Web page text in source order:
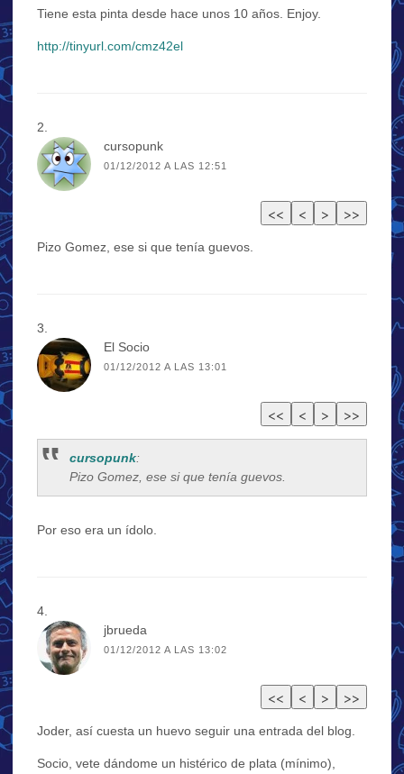
Tiene esta pinta desde hace unos 10 años. Enjoy.
http://tinyurl.com/cmz42el
cursopunk
01/12/2012 A LAS 12:51
Pizo Gomez, ese si que tenía guevos.
El Socio
01/12/2012 A LAS 13:01
cursopunk:
Pizo Gomez, ese si que tenía guevos.
Por eso era un ídolo.
jbrueda
01/12/2012 A LAS 13:02
Joder, así cuesta un huevo seguir una entrada del blog.
Socio, vete dándome un histérico de plata (mínimo),